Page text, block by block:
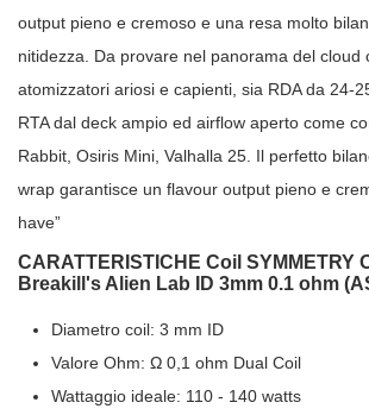
output pieno e cremoso e una resa molto
nitidezza. Da provare nel panorama del cloud
atomizzatori ariosi e capienti, sia RDA da 24-
RTA dal deck ampio ed airflow aperto come
Rabbit, Osiris Mini, Valhalla 25. Il perfetto
wrap garantisce un flavour output pieno e
have”
CARATTERISTICHE Coil SYMMETRY
Breakill's Alien Lab ID 3mm 0.1 ohm
Diametro coil: 3 mm ID
Valore Ohm: Ω 0,1 ohm Dual Coil
Wattaggio ideale: 110 - 140 watts